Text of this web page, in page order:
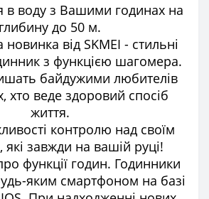
в воду з Вашими годинах на
глибину до 50 м.
новинка від SKMEI - стильні
з функцією шагомера.
байдужими любителів
хто веде здоровий спосіб
життя.
контролю над своїм
завжди на вашій руці!
функції годин. Годинники
яким смартфоном на базі